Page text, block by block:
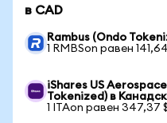
в CAD
Rambus (Ondo
1 RMBSon равен
iShares US
Tokenized) в
1 ITAon равен 347,37